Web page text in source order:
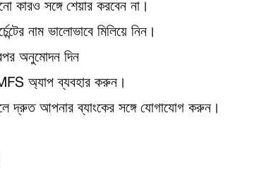
কারও সঙ্গে শেয়ার করবেন না।
নাম ভালোভাবে মিলিয়ে নিন।
অনুমোদন দিন
অ্যাপ ব্যবহার করুন।
দ্রুত আপনার ব্যাংকের সঙ্গে যোগাযোগ করুন।